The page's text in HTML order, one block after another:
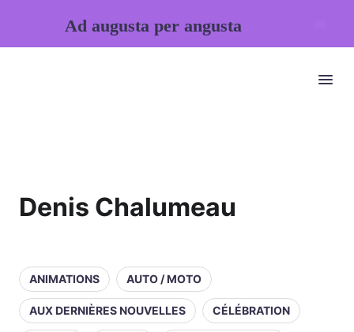
Denis Chalumeau
ANIMATIONS AUTO / MOTO
AUX DERNIÈRES NOUVELLES CÉLÉBRATION
Ad augusta per angusta